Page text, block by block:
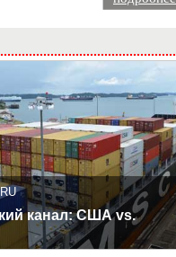
канал: США vs.